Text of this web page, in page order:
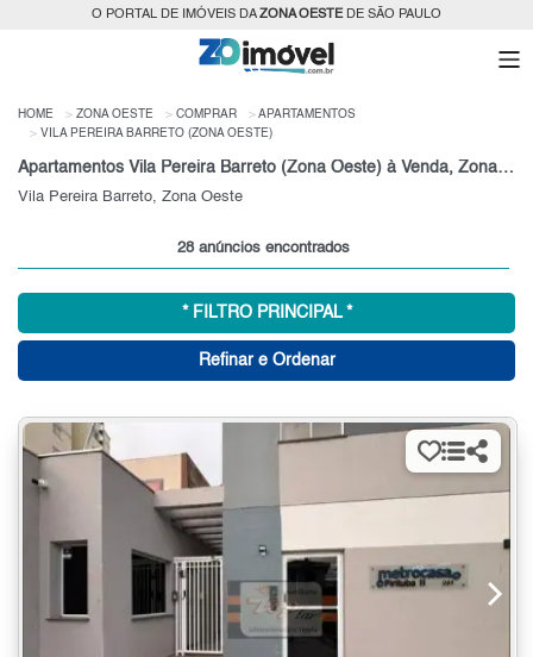
O PORTAL DE IMÓVEIS DAZONA OESTEDE SÃO PAULO
HOME ZONA OESTE COMPRAR
APARTAMENTOS
VILA PEREIRA BARRETO (ZONA OESTE)
Apartamentos Vila Pereira Barreto (Zona Oeste) à Venda, Zona Oeste de São Paulo
Vila Pereira Barreto, Zona Oeste
28 anúncios encontrados
* FILTRO PRINCIPAL *
Refinar e Ordenar